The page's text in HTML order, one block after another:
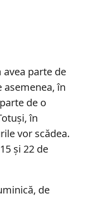
parte de
în
de o
în
vor scădea.
și 22 de
de